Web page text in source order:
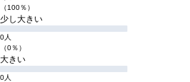
（100％）
少し大きい
0人
（0％）
大きい
0人